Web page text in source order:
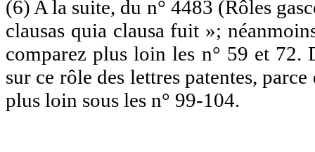
(6) A la suite, du n° 4483 (Rôles
clausas quia clausa fuit »;
comparez plus loin les n° 59 et 72.
sur ce rôle des lettres patentes,
plus loin sous les n° 99-104.